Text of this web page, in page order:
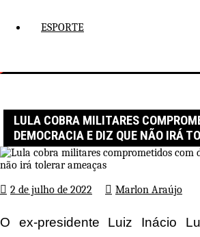
ESPORTE
LULA COBRA MILITARES
DEMOCRACIA E DIZ QUE NÃO IRÁ
2 de julho de 2022 Marlon Araújo
O ex-presidente Luiz Inácio